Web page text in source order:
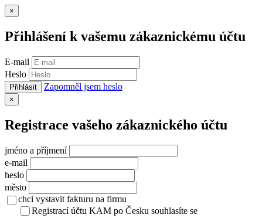
×
Přihlášení k vašemu zákaznickému účtu
E-mail
Heslo
Přihlásit Zapomněl jsem heslo
×
Registrace vašeho zákaznického účtu
jméno a příjmení
e-mail
heslo
město
chci vystavit fakturu na firmu
Registrací účtu KAM po Česku souhlasíte se